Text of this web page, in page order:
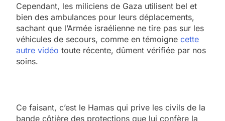
Cependant, les miliciens de Gaza utilisent bel et
bien des ambulances pour leurs déplacements,
sachant que l’Armée israélienne ne tire pas sur les
véhicules de secours, comme en témoigne cette
autre vidéo toute récente, dûment vérifiée par nos
soins.
Ce faisant, c’est le Hamas qui prive les civils de la
bande côtière des protections que lui confère la